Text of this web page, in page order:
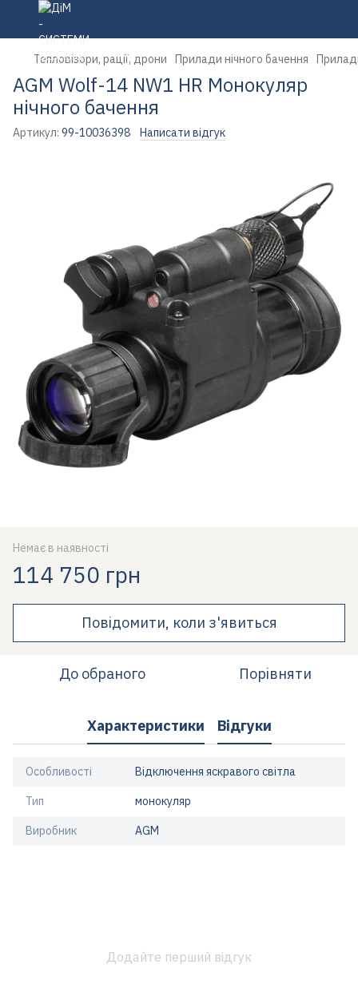
Тепловізори, рації, дрони Прилади нічного бачення
AGM Wolf-14 NW1 HR Монокуляр
нічного бачення
Артикул: 99-10036398 Написати відгук
Немає в наявності
114 750 грн
Повідомити, коли з'явиться
До обраного Порівняти
Характеристики Відгуки
Особливості Відключення яскравого світла
Тип монокуляр
Виробник AGM
Додайте перший відгук